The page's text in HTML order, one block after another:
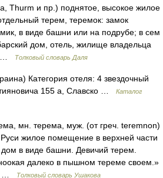
Thurm и пр.) поднятое, высокое жилое
терем, теремок: замок
в виде башни или на подрубе; в сем
дом, отель, жилище владельца
…
Толковый словарь Даля
Категория отеля: 4 звездочный
155 а, Славско …
Каталог
мн. терема, муж. (от греч. teremnon)
Руси жилое помещение в верхней части
в виде башни. Девичий терем.
далеко в пышном тереме своем.»
…
Толковый словарь Ушакова